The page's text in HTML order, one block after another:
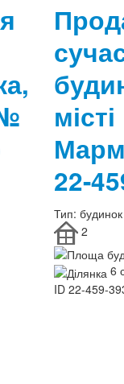
22-
Тип: будинок
2
6
ID 22-459-